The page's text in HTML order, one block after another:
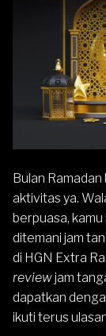
Bulan
aktivitas ya.
berpuasa,
ditemani jam
di HGN Extra
reviewjam
dapatkan
ikuti terus